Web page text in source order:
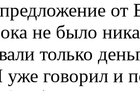
от
не было
только
говорил и